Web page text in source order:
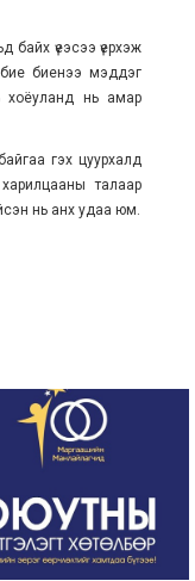
байх үеэсээ үерхэж
биенээ мэддэг
хоёуланд нь амар
гэх цуурхалд
талаар
нь анх удаа юм.